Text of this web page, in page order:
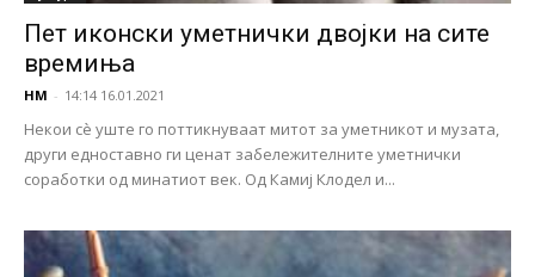
Пет иконски уметнички двојки на сите
времиња
НМ - 14:14 16.01.2021
Некои сè уште го поттикнуваат митот за уметникот и музата,
други едноставно ги ценат забележителните уметнички
соработки од минатиот век. Од Камиј Клодел и...